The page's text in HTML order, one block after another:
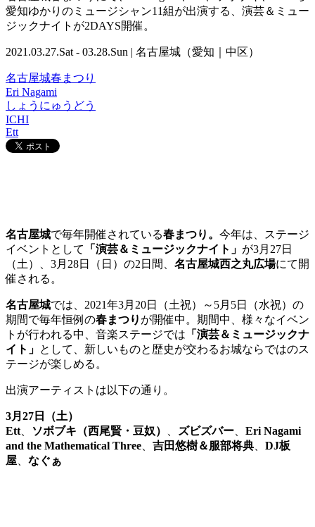
愛知ゆかりのミュージシャン11組が出演する、演芸＆ミュー
ジックナイトが2DAYS開催。
2021.03.27.Sat - 03.28.Sun | 名古屋城（愛知｜中区）
名古屋城春まつり
Eri Nagami
しょうにゅうどう
ICHI
Ett
名古屋城で毎年開催されている春まつり。 今年は、ステージ
イベントとして
「演芸＆ミュージックナイト」 が3月27日
（土）、3月28日（日）の2日間、 名古屋城西之丸広場にて開
催される。
名古屋城では、2021年3月20日（土祝）～5月5日（水祝）の
期間で毎年恒例の春まつり が開催中。期間中、様々なイベン
トが行われる中、音楽ステージでは 「演芸＆ミュージックナ
イト」 として、新しいものと歴史が交わるお城ならではのス
テージが楽しめる。
出演アーティストは以下の通り。
3月27日（土）
Ett
ソボブキ（西尾賢・豆奴） ズビズバー
Eri Nagami
and the Mathematical Three
吉田悠樹＆服部将典
DJ板
屋
なぐぁ